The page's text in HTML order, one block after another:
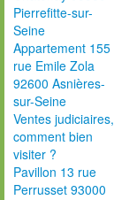
Pierrefitte-sur-
Seine
Appartement 155
rue Emile Zola
92600 Asnières-
sur-Seine
Ventes judiciaires,
comment bien
visiter ?
Pavillon 13 rue
Perrusset 93000